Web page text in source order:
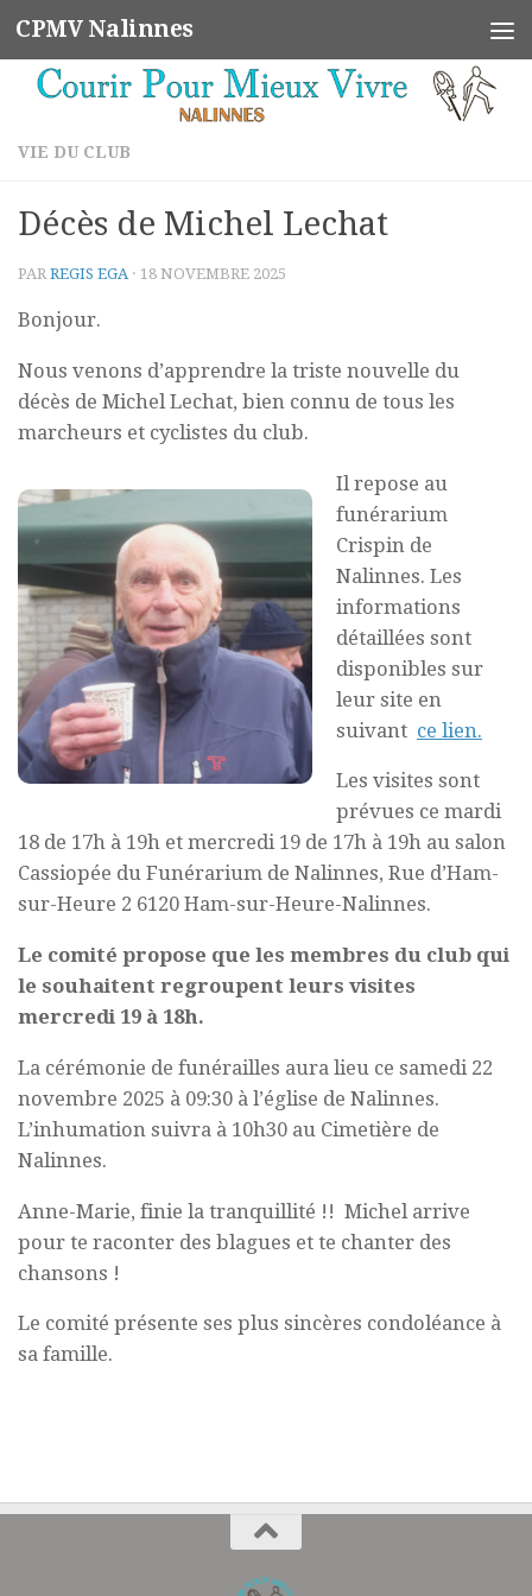
Skip to content
CPMV Nalinnes
VIE DU CLUB
Décès de Michel Lechat
PAR REGIS EGA · 18 NOVEMBRE 2025
Bonjour.
Nous venons d’apprendre la triste nouvelle du
décès de Michel Lechat, bien connu de tous les
marcheurs et cyclistes du club.
Il repose au
funérarium
Crispin de
Nalinnes. Les
informations
détaillées sont
disponibles sur
leur site en
suivant ce lien.
Les visites sont
prévues ce mardi
18 de 17h à 19h et mercredi 19 de 17h à 19h au salon
Cassiopée du Funérarium de Nalinnes, Rue d’Ham-
sur-Heure 2 6120 Ham-sur-Heure-Nalinnes.
Le comité propose que les membres du club qui
le souhaitent regroupent leurs visites
mercredi 19 à 18h.
La cérémonie de funérailles aura lieu ce samedi 22
novembre 2025 à 09:30 à l’église de Nalinnes.
L’inhumation suivra à 10h30 au Cimetière de
Nalinnes.
Anne-Marie, finie la tranquillité !! Michel arrive
pour te raconter des blagues et te chanter des
chansons !
Le comité présente ses plus sincères condoléance à
sa famille.